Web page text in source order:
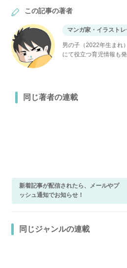
この記事の著者
マンガ家・イラスト
男の子（2022年生まれ
にて役立つ育児情報も発
同じ著者の連載
新着記事が配信されたら、メールやプ
ッシュ通知でお知らせ！
同じジャンルの連載